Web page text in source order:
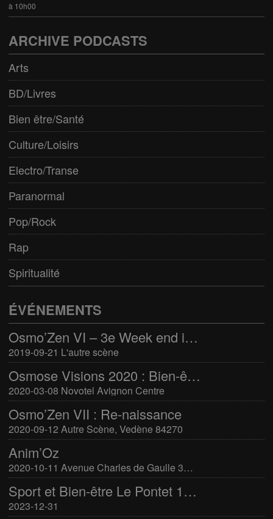
à 10h00
ARCHIVE PODCASTS
Arts
BD/Livres
Bien être/Santé
Culture/Loisirs
Electro/Transe
Paranormal
Pop/Rock
Rap
Spiritualité
ÉVÉNEMENTS
Osmo’Zen VI – 3e Week end international du bien-être
2019-09-21 L'autre scène
Osmose Visions 2020 : Bien-être et arts divinatoires
2020-03-08 Novotel Avignon Centre
Osmo’Zen VII : Re-naissance
2020-09-12 Autre Scène, Vedène 84270
Anim’Oz
2020-10-11 Avenue Charles de Gaulle 30400 Villeneuve-Lès-Avignon
Sport et Bien-être Le Pontet 16-17 mars 2024
2023-12-31